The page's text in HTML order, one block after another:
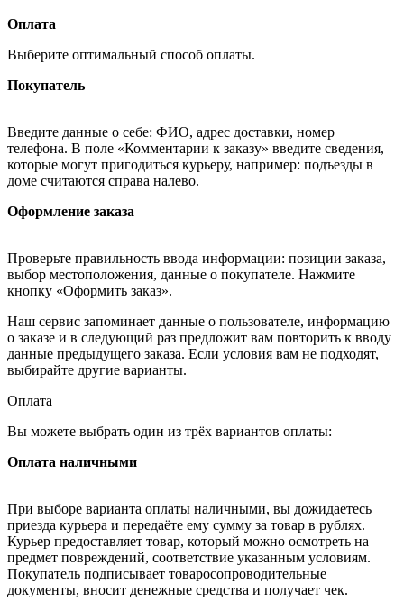
Оплата
Выберите оптимальный способ оплаты.
Покупатель
Введите данные о себе: ФИО, адрес доставки, номер
телефона. В поле «Комментарии к заказу» введите сведения,
которые могут пригодиться курьеру, например: подъезды в
доме считаются справа налево.
Оформление заказа
Проверьте правильность ввода информации: позиции заказа,
выбор местоположения, данные о покупателе. Нажмите
кнопку «Оформить заказ».
Наш сервис запоминает данные о пользователе, информацию
о заказе и в следующий раз предложит вам повторить к вводу
данные предыдущего заказа. Если условия вам не подходят,
выбирайте другие варианты.
Оплата
Вы можете выбрать один из трёх вариантов оплаты:
Оплата наличными
При выборе варианта оплаты наличными, вы дожидаетесь
приезда курьера и передаёте ему сумму за товар в рублях.
Курьер предоставляет товар, который можно осмотреть на
предмет повреждений, соответствие указанным условиям.
Покупатель подписывает товаросопроводительные
документы, вносит денежные средства и получает чек.